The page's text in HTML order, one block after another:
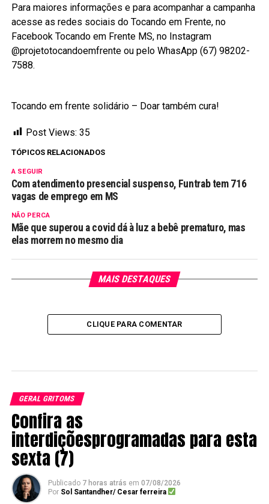
Para maiores informações e para acompanhar a campanha
acesse as redes sociais do Tocando em Frente, no
Facebook Tocando em Frente MS, no Instagram
@projetotocandoemfrente ou pelo WhasApp (67) 98202-
7588.
Tocando em frente solidário – Doar também cura!
Post Views: 35
TÓPICOS RELACIONADOS
A SEGUIR
Com atendimento presencial suspenso, Funtrab tem 716
vagas de emprego em MS
NÃO PERCA
Mãe que superou a covid dá à luz a bebê prematuro, mas
elas morrem no mesmo dia
MAIS DESTAQUES
CLIQUE PARA COMENTAR
GERAL GRITOMS
Confira as
interdiçõesprogramadas para esta
sexta (7)
Publicado 7 horas atrás em 07/08/2026
Por Sol Santandher/ Cesar ferreira